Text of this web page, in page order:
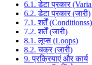
6.1. डेटा प्रकार
6.2. डेटा प्रकार (जारी)
7.1. शर्तें (Conditionss)
7.2. शर्तें (जारी)
8.1. लूप्स (Loops)
8.2. चक्र (जारी)
9. प्रक्रियाएं और कार्य